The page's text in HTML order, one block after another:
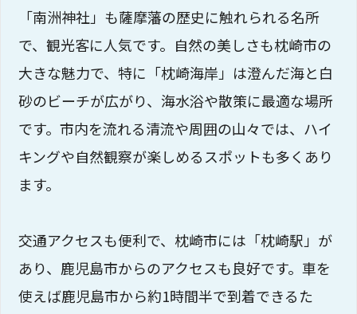
「南洲神社」も薩摩藩の歴史に触れられる名所
で、観光客に人気です。自然の美しさも枕崎市の
大きな魅力で、特に「枕崎海岸」は澄んだ海と白
砂のビーチが広がり、海水浴や散策に最適な場所
です。市内を流れる清流や周囲の山々では、ハイ
キングや自然観察が楽しめるスポットも多くあり
ます。
交通アクセスも便利で、枕崎市には「枕崎駅」が
あり、鹿児島市からのアクセスも良好です。車を
使えば鹿児島市から約1時間半で到着できるた